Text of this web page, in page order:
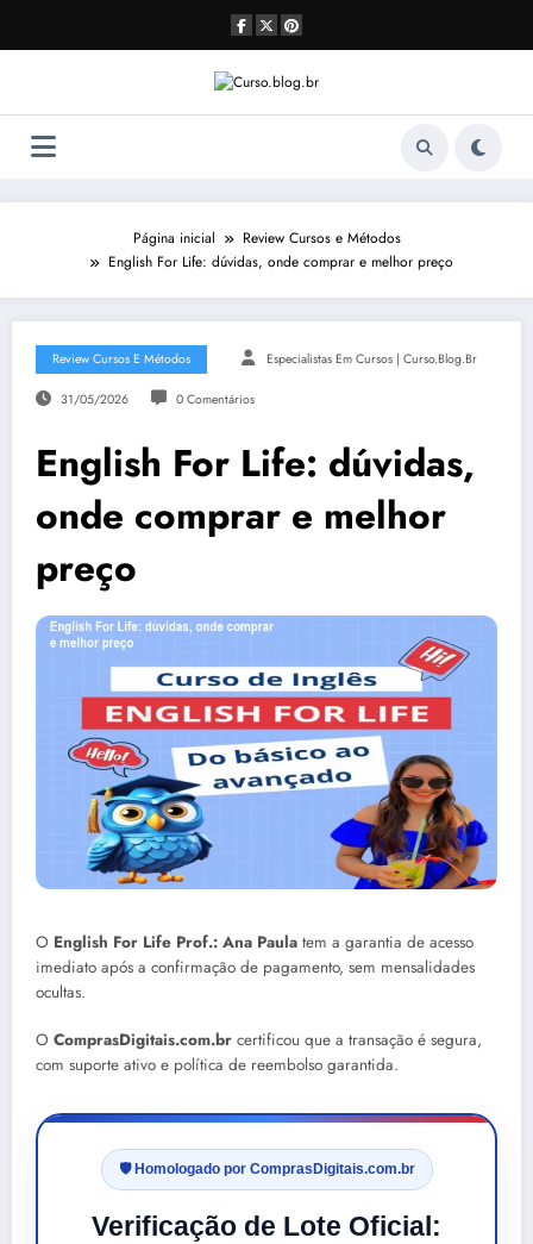
o
Página inicial
Review Cursos e Métodos
English For Life: dúvidas, onde comprar e melhor preço
Review Cursos E Métodos Especialistas Em Cursos | Curso.blog.br
31/05/2026 0 Comentários
English For Life: dúvidas,
onde comprar e melhor
preço
O English For Life Prof.: Ana Paula tem a garantia de acesso
imediato após a confirmação de pagamento, sem mensalidades
ocultas.
O ComprasDigitais.com.br certificou que a transação é segura,
com suporte ativo e política de reembolso garantida.
🛡️ Homologado por ComprasDigitais.com.br
Verificação de Lote Oficial: